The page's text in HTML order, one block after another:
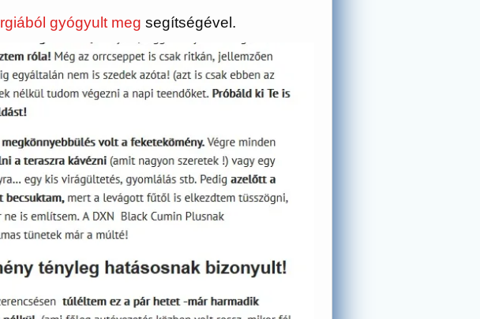
gyógyult meg segítségével.